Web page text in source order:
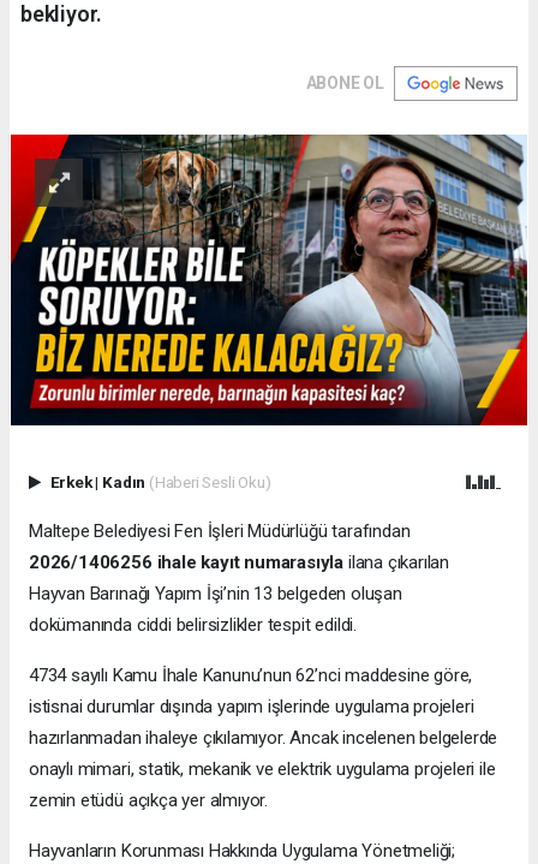
bekliyor.
ABONE OL
Erkek| Kadın (Haberi Sesli Oku)
Maltepe Belediyesi Fen İşleri Müdürlüğü tarafından
2026/1406256 ihale kayıt numarasıyla ilana çıkarılan
Hayvan Barınağı Yapım İşi’nin 13 belgeden oluşan
dokümanında ciddi belirsizlikler tespit edildi.
4734 sayılı Kamu İhale Kanunu’nun 62’nci maddesine göre,
istisnai durumlar dışında yapım işlerinde uygulama projeleri
hazırlanmadan ihaleye çıkılamıyor. Ancak incelenen belgelerde
onaylı mimari, statik, mekanik ve elektrik uygulama projeleri ile
zemin etüdü açıkça yer almıyor.
Hayvanların Korunması Hakkında Uygulama Yönetmeliği;